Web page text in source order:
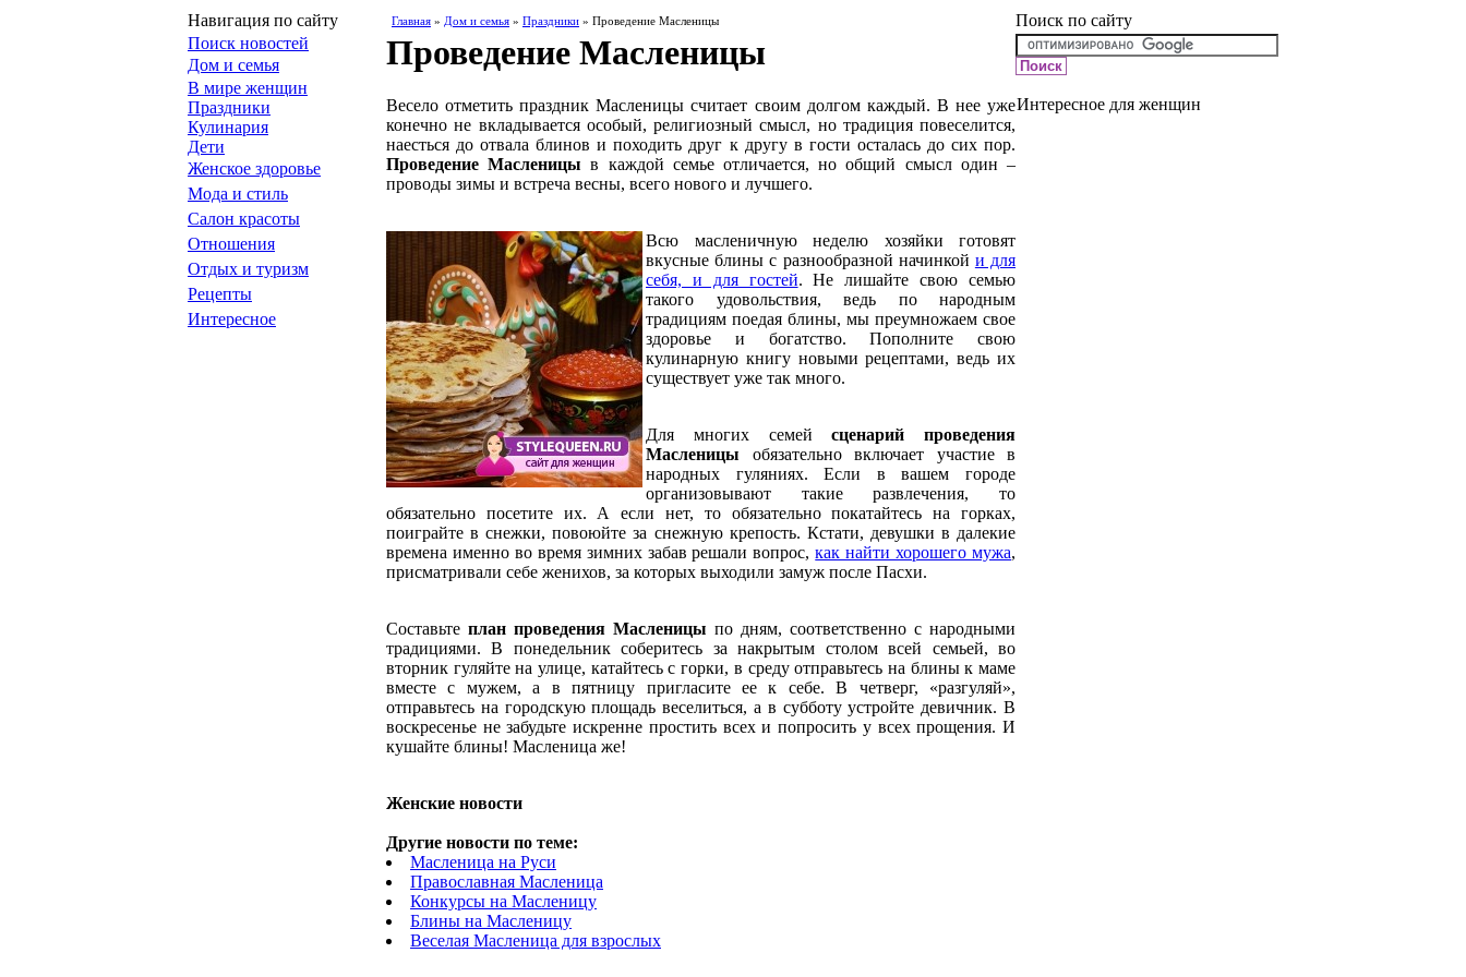
Навигация по сайту
Поиск новостей
Дом и семья
В мире женщин
Праздники
Кулинария
Дети
Женское здоровье
Мода и стиль
Салон красоты
Отношения
Отдых и туризм
Рецепты
Интересное
Главная » Дом и семья » Праздники » Проведение Масленицы
Проведение Масленицы
Весело отметить праздник Масленицы считает своим долгом каждый. В нее уже
конечно не вкладывается особый, религиозный смысл, но традиция повеселится,
наесться до отвала блинов и походить друг к другу в гости осталась до сих пор.
Проведение Масленицы в каждой семье отличается, но общий смысл один –
проводы зимы и встреча весны, всего нового и лучшего.
Всю масленичную неделю хозяйки готовят
вкусные блины с разнообразной начинкой и для
себя, и для гостей. Не лишайте свою семью
такого удовольствия, ведь по народным
традициям поедая блины, мы преумножаем свое
здоровье и богатство. Пополните свою
кулинарную книгу новыми рецептами, ведь их
существует уже так много.
Для многих семейсценарий проведения
Масленицы обязательно включает участие в
народных гуляниях. Если в вашем городе
организовывают такие развлечения, то
обязательно посетите их. А если нет, то обязательно покатайтесь на горках,
поиграйте в снежки, повоюйте за снежную крепость. Кстати, девушки в далекие
времена именно во время зимних забав решали вопрос,как найти хорошего мужа,
присматривали себе женихов, за которых выходили замуж после Пасхи.
Составьте план проведения Масленицы по дням, соответственно с народными
традициями. В понедельник соберитесь за накрытым столом всей семьей, во
вторник гуляйте на улице, катайтесь с горки, в среду отправьтесь на блины к маме
вместе с мужем, а в пятницу пригласите ее к себе. В четверг, «разгуляй»,
отправьтесь на городскую площадь веселиться, а в субботу устройте девичник. В
воскресенье не забудьте искренне простить всех и попросить у всех прощения. И
кушайте блины! Масленица же!
Женские новости
Другие новости по теме:
Масленица на Руси
Православная Масленица
Конкурсы на Масленицу
Блины на Масленицу
Веселая Масленица для взрослых
Поиск по сайту
Интересное для женщин